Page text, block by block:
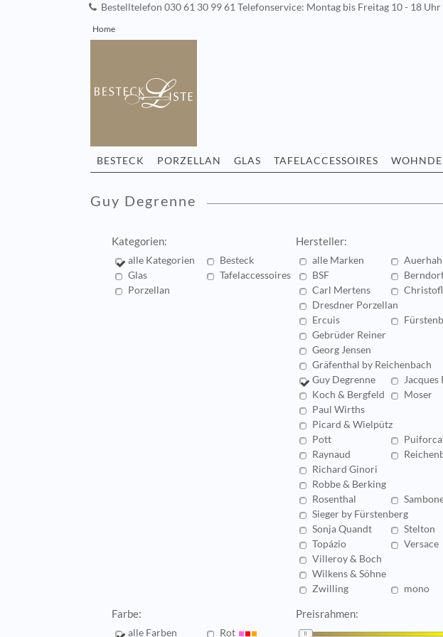
Bestelltelefon 030 61 30 99 61 Telefonservice: Montag bis Freitag 10 - 18 Uhr
Home
BESTECK PORZELLAN GLAS TAFELACCESSOIRES
Guy Degrenne
Kategorien:
alle Kategorien
Besteck
Glas
Tafelaccessoires
Porzellan
Hersteller:
alle Marken
BSF
Carl Mertens
Dresdner Porzellan
Ercuis
Gebrüder Reiner
Georg Jensen
Gräfenthal by Reichenbach
Guy Degrenne
Jacques
Koch & Bergfeld
Moser
Paul Wirths
Picard & Wielpütz
Pott
Raynaud
Richard Ginori
Robbe & Berking
Rosenthal
Sieger by Fürstenberg
Sonja Quandt
Stelton
Topázio
Versace
Villeroy & Boch
Wilkens & Söhne
Zwilling
mono
Farbe:
alle Farben Rot
Preisrahmen: